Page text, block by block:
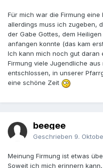
Für mich war die Firmung
allerdings muss ich zugeben,
der Gabe Gottes, dem
anfangen konnte (das kam
Ich kann mich noch gut
Firmung viele Jugendliche
entschlossen, in unserer
eine schöne Zeit
beegee
Geschrieben 9.
Meinung Firmung ist etwas
Soweit ich mich erinnern